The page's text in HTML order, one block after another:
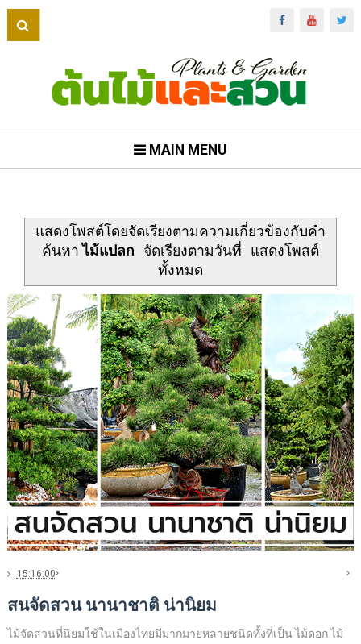
MAIN MENU
แสดงโพสต์โดยจัดเรียงตามความเกี่ยวข้องกับคำ
ค้นหาไม้แปลก จัดเรียงตามวันที่
แสดงโพสต์
ทั้งหมด
15:16:00
สนจัดสวน นานาชาติ น่านิยม
ไม้จัดสวนที่นิยมใช้ในเมืองไทยมีมากมายหลายชนิดทั้งที่เป็น ไม้ดอก ไม้